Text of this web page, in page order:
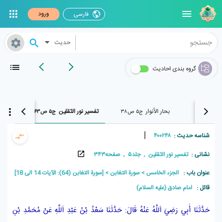
فارسی ورود
حدیث
گروه بندی احادیث
بحار الأنوار ج۵ ص۳۸ تفسير نور الثقلين ج۵ ص۳۴۳ تفسير
شناسه حدیث : ۴۰۰۲۴۸ |
نشانی :تفسير نور الثقلين , جلد۵ , صفحه۳۴۳
عنوان باب : الجزء الخامس سورة التغابن
[سورة التغابن (64): الآیات 14 الی 18]
قائل : امام صادق (علیه السلام)
حَدَّثَنَا أَبِي رَضِيَ اَللَّهُ عَنْهُ قَالَ: حَدَّثَنَا سَعْدُ بْنُ عَبْدِ اَللَّهِعَنْمُحَمَّدِ بْنِ